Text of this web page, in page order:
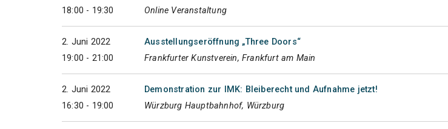
18:00 - 19:30
Online Veranstaltung
2. Juni 2022
19:00 - 21:00
Ausstellungseröffnung „Three Doors“
Frankfurter Kunstverein, Frankfurt am Main
2. Juni 2022
16:30 - 19:00
Demonstration zur IMK: Bleiberecht und Aufnahme jetzt!
Würzburg Hauptbahnhof, Würzburg